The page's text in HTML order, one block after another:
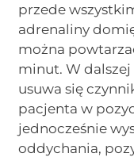
przede
adrenaliny
można
minut. W
usuwa się
pacjenta w
jednocześnie
oddychania,